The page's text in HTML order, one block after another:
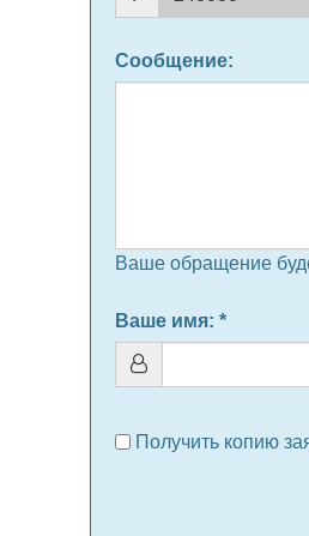
Сообщение:
Ваше обращение
Ваше имя: *
Получить копию